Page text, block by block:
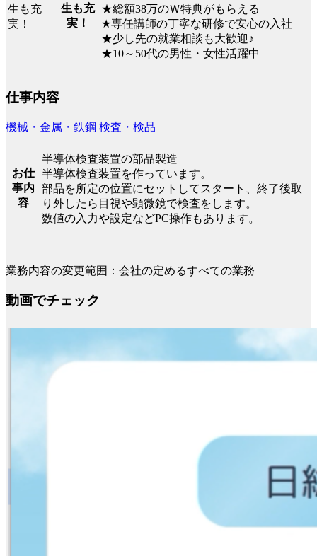
生も充
実！
★総額38万のＷ特典がもらえる
★専任講師の丁寧な研修で安心の入社
★少し先の就業相談も大歓迎♪
★10～50代の男性・女性活躍中
仕事内容
機械・金属・鉄鋼 検査・検品
お仕
事内
容
半導体検査装置の部品製造
半導体検査装置を作っています。
部品を所定の位置にセットしてスタート、終了後取
り外したら目視や顕微鏡で検査をします。
数値の入力や設定などPC操作もあります。
業務内容の変更範囲：会社の定めるすべての業務
動画でチェック